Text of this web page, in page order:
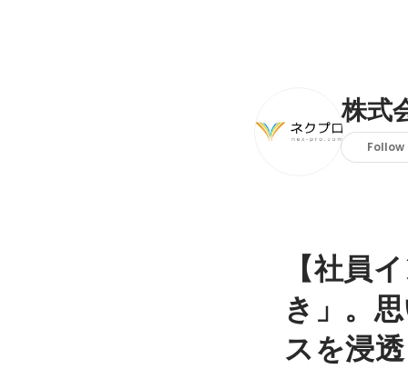
株式
Follow
【社員
き」。
スを浸